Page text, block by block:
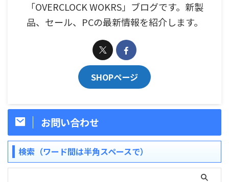
「OVERCLOCK WOKRS」ブログです。新製
品、セール、PCの最新情報を紹介します。
SHOPページ
お問い合わせ
検索（ワード間は半角スペースで）